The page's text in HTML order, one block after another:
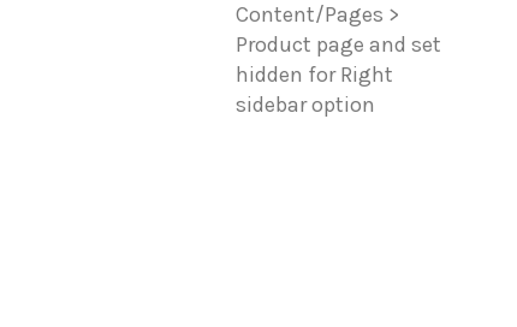
Content/Pages >
Product page and set
hidden for Right
sidebar option